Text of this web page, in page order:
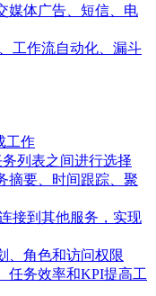
媒体广告、短信、电
工作流自动化、漏斗
工作
列表之间进行选择
摘要、时间跟踪、聚
接到其他服务，实现
、角色和访问权限
任务效率和KPI提高工